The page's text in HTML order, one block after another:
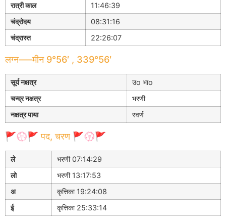
रात्री काल
11:46:39
चंद्रोदय
08:31:16
चंद्रास्त
22:26:07
लग्न—–मीन 9°56′ , 339°56′
सूर्य नक्षत्र
उo भाo
चन्द्र नक्षत्र
भरणी
नक्षत्र पाया
स्वर्ण
🚩💮🚩 पद, चरण 🚩💮🚩
ले
भरणी 07:14:29
लो
भरणी 13:17:53
अ
कृत्तिका 19:24:08
ई
कृत्तिका 25:33:14